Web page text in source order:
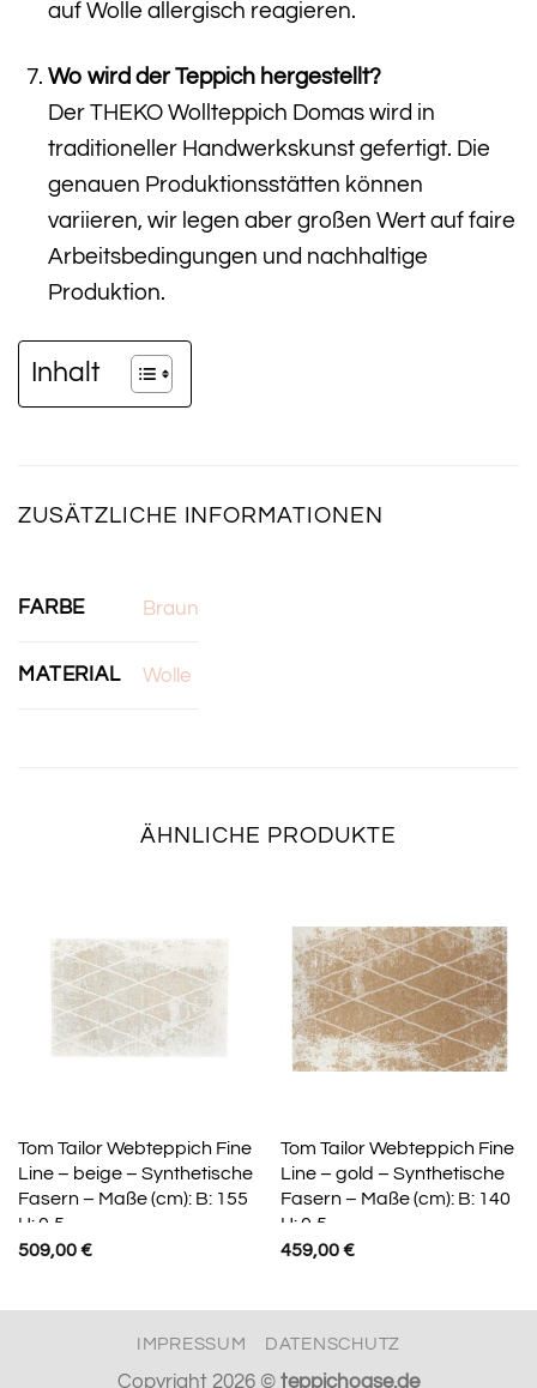
auf Wolle allergisch reagieren.
Wo wird der Teppich hergestellt?
Der THEKO Wollteppich Domas wird in
traditioneller Handwerkskunst gefertigt. Die
genauen Produktionsstätten können
variieren, wir legen aber großen Wert auf faire
Arbeitsbedingungen und nachhaltige
Produktion.
Inhalt
ZUSÄTZLICHE INFORMATIONEN
FARBE Braun
MATERIAL Wolle
ÄHNLICHE PRODUKTE
Tom Tailor Webteppich Fine
Line – beige – Synthetische
Fasern – Maße (cm): B: 155
H: 0,5
509,00€
Tom Tailor Webteppich Fine
Line – gold – Synthetische
Fasern – Maße (cm): B: 140
H: 0,5
459,00€
IMPRESSUM DATENSCHUTZ
Copyright 2026 © teppichoase.de